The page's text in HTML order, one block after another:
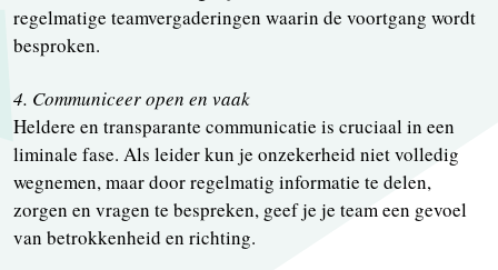
regelmatige teamvergaderingen waarin de voortgang wordt
besproken.
4. Communiceer open en vaak
Heldere en transparante communicatie is cruciaal in een
liminale fase. Als leider kun je onzekerheid niet volledig
wegnemen, maar door regelmatig informatie te delen,
zorgen en vragen te bespreken, geef je je team een gevoel
van betrokkenheid en richting.